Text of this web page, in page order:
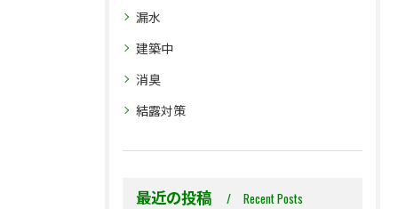
漏水
建築中
消臭
結露対策
最近の投稿 Recent Posts